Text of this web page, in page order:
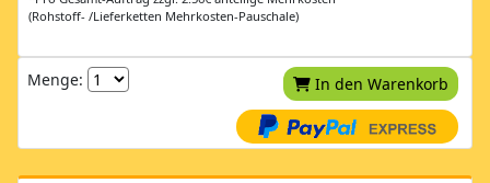
(Rohstoff- /Lieferketten Mehrkosten-Pauschale)
Menge: In den Warenkorb